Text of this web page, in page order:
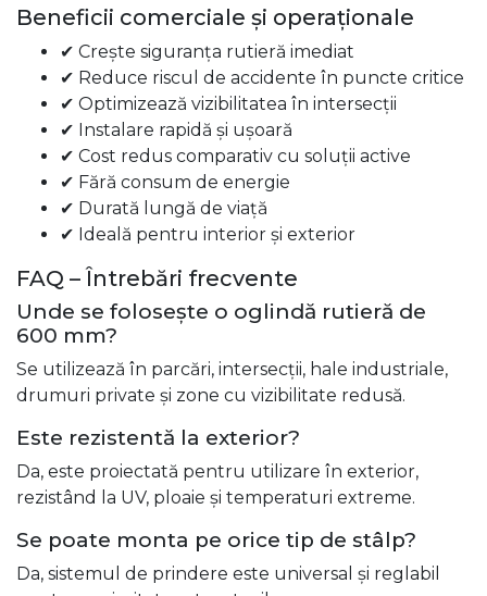
Beneficii comerciale și operaționale
✔ Crește siguranța rutieră imediat
✔ Reduce riscul de accidente în puncte critice
✔ Optimizează vizibilitatea în intersecții
✔ Instalare rapidă și ușoară
✔ Cost redus comparativ cu soluții active
✔ Fără consum de energie
✔ Durată lungă de viață
✔ Ideală pentru interior și exterior
FAQ – Întrebări frecvente
Unde se folosește o oglindă rutieră de
600 mm?
Se utilizează în parcări, intersecții, hale industriale,
drumuri private și zone cu vizibilitate redusă.
Este rezistentă la exterior?
Da, este proiectată pentru utilizare în exterior,
rezistând la UV, ploaie și temperaturi extreme.
Se poate monta pe orice tip de stâlp?
Da, sistemul de prindere este universal și reglabil